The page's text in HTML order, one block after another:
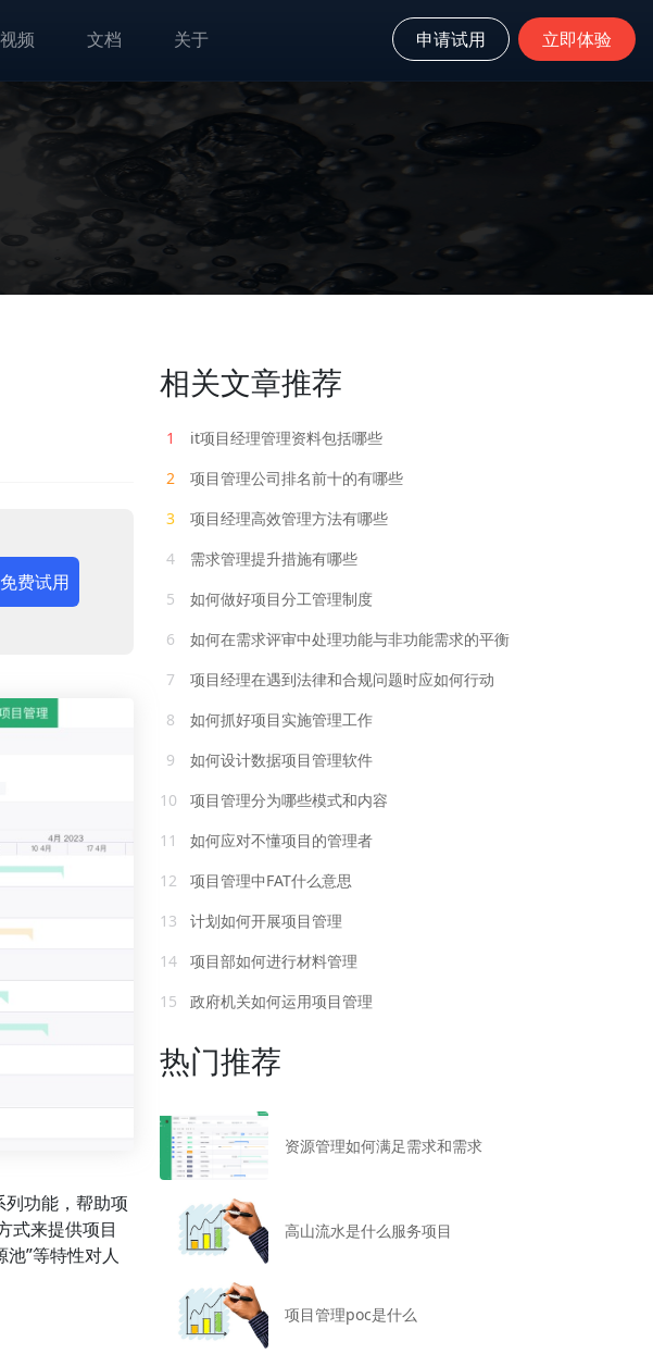
视频 文档 关于 申请试用 立即体验
免费试用
功能，帮助项
式来提供项目
”等特性对人
相关文章推荐
1
it项目经理管理资料包括哪些
2
项目管理公司排名前十的有哪些
3
项目经理高效管理方法有哪些
4
需求管理提升措施有哪些
5
如何做好项目分工管理制度
6
如何在需求评审中处理功能与非功能需求的平衡
7
项目经理在遇到法律和合规问题时应如何行动
8
如何抓好项目实施管理工作
9
如何设计数据项目管理软件
10
项目管理分为哪些模式和内容
11
如何应对不懂项目的管理者
12
项目管理中FAT什么意思
13
计划如何开展项目管理
14
项目部如何进行材料管理
15
政府机关如何运用项目管理
热门推荐
资源管理如何满足需求和需求
高山流水是什么服务项目
项目管理poc是什么